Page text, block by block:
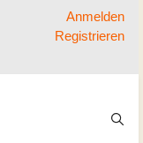
Anmelden
Registrieren